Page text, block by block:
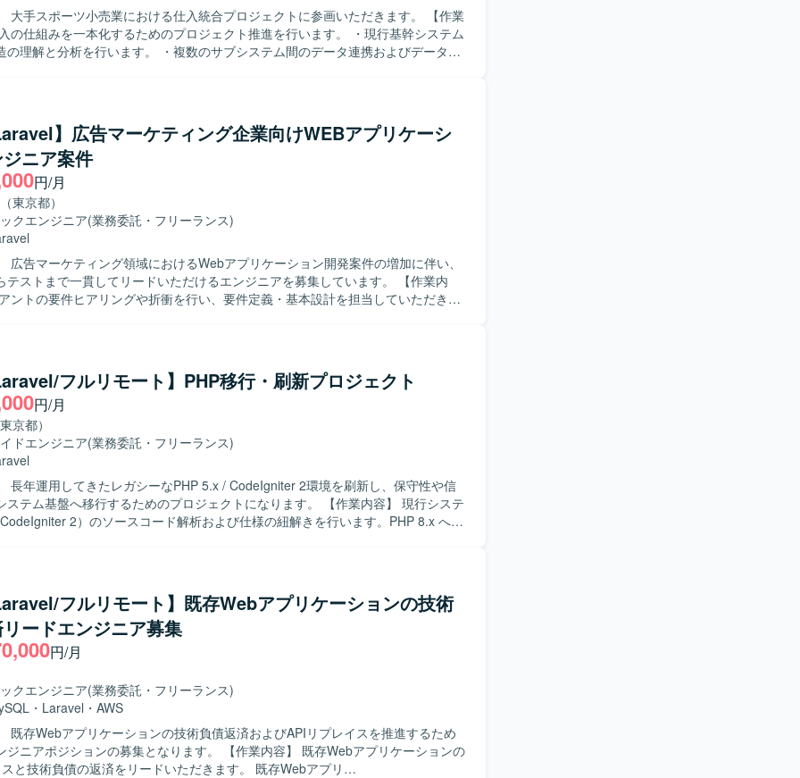
手スポーツ小売業における仕入統合プロジェクトに参画いただきます。 【作業
の仕組みを一本化するためのプロジェクト推進を行います。 ・現行基幹システム
の理解と分析を行います。 ・複数のサブシステム間のデータ連携およびデータ整
業務全体を俯瞰しながら統合プロジェクトに携わることができます。 ・複数シス
統合の経験を積むことができます。 【開発環境】 ・PHP（Laravel） ・
】広告マーケティング企業向けWEBアプリケーシ
ニア案件
円/月
東京都）
クエンジニア(業務委託・フリーランス)
広告マーケティング領域におけるWebアプリケーション開発案件の増加に伴い、
ストまで一貫してリードいただけるエンジニアを募集しています。 【作業内
ントの要件ヒアリングや折衝を行い、要件定義・基本設計を担当していただきま
ェックまでをご担当いただきます。 【求める人物像】 主体的にプロジェ
、顧客との対話を通じて課題を解決できるリーダーシップのある方を求めていま
力や自社プラットフォームを主体的に習得・発揮し、メンバー育成に貢献できる
バーと切磋琢磨しながら組織と共に成長していきたい方にマッチするポジション
で幅広い工程を経験できます。クライアントワークを通じてビジネス理解を深め
コード開発プラットフォームの導入・カスタマイズにも関われるため、新しい技
の習得機会も豊富です。メンバー育成やリソース管理にも関与できるため、PMと
とエンジニアとしての技術力を両立して伸ばしていただけます。 【開発環境】
）、JavaScript、自社ローコード開発プラットフォームを用いたWebアプリケー
フルリモート】PHP移行・刷新プロジェクト
円/月
京都）
ドエンジニア(業務委託・フリーランス)
長年運用してきたレガシーなPHP 5.x / CodeIgniter 2環境を刷新し、保守性や信
基盤へ移行するためのプロジェクトになります。 【作業内容】 現行システ
2）のソースコード解析および仕様の紐解きを行います。PHP 8.x への
像】 レガシー環境のコード解析やリファクタリングに前向きに取り組める方を求
。チームメンバーと積極的に対話しながら活動し、知識共有やメンバーの成長に
て伴走いただける方を歓迎いたします。技術的な内容を分かりやすく言語化し、
す。 【ポジションの魅力】 レガシーなPHP環境からモダンな
フレームワークへの移行に主体的に関わることができるため、移行計画策定から
装、テスト自動化まで幅広い経験を積むことができます。既存システムの改善と
守性や信頼性向上に貢献できるポジションです。 【開発環境】 PHP 5.x /
から PHP 8.x への移行を前提とした環境での開発になります。次期フレームワー
やSymfony等のMVCフレームワークを検討し、E2Eテスト自動化にPlaywright
利用いたします。
フルリモート】既存Webアプリケーションの技術
ードエンジニア募集
円/月
クエンジニア(業務委託・フリーランス)
・ Laravel ・ AWS
既存Webアプリケーションの技術負債返済およびAPIリプレイスを推進するため
ションの募集となります。 【作業内容】 既存Webアプリケーションの
と技術負債の返済をリードいただきます。 既存Webアプリ